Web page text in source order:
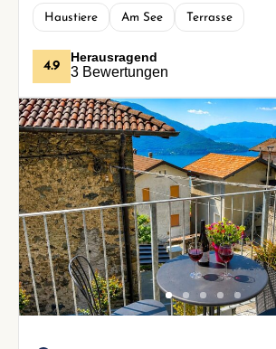
Haustiere Am See Terrasse
4.9
Herausragend
3 Bewertungen